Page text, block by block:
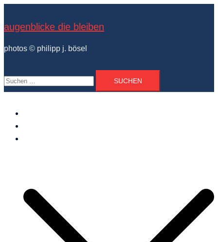
springen
augenblicke die bleiben
photos © philipp j. bösel
Suchen
nach: